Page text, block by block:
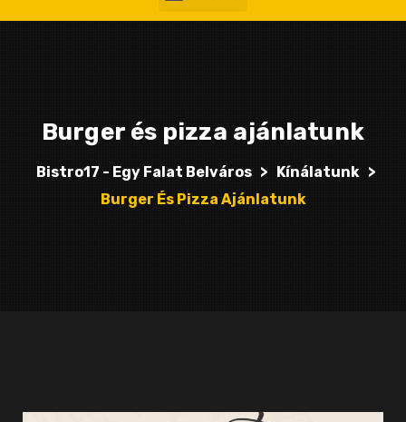
Burger és pizza ajánlatunk
Bistro17 - Egy Falat Belváros > Kínálatunk >
Burger És Pizza Ajánlatunk